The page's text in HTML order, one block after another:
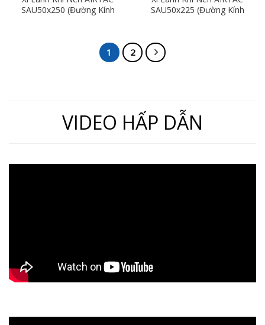
SAU50x250 (Đường Kính
SAU50x225 (Đường Kính
1 2
VIDEO HẤP DẪN